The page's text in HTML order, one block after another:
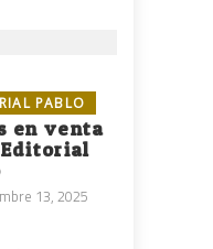
PABLO
en venta
13, 2025